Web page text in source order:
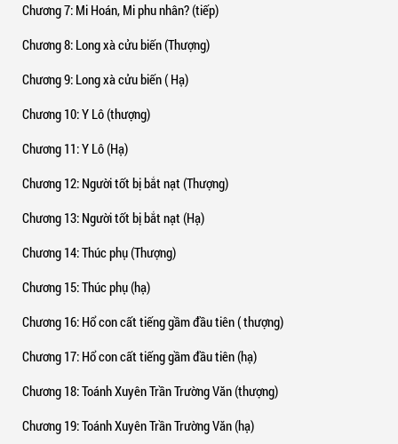
Chương 7: Mi Hoán, Mi phu nhân? (tiếp)
Chương 8: Long xà cửu biến (Thượng)
Chương 9: Long xà cửu biến ( Hạ)
Chương 10: Y Lô (thượng)
Chương 11: Y Lô (Hạ)
Chương 12: Người tốt bị bắt nạt (Thượng)
Chương 13: Người tốt bị bắt nạt (Hạ)
Chương 14: Thúc phụ (Thượng)
Chương 15: Thúc phụ (hạ)
Chương 16: Hổ con cất tiếng gầm đầu tiên ( thượng)
Chương 17: Hổ con cất tiếng gầm đầu tiên (hạ)
Chương 18: Toánh Xuyên Trần Trường Văn (thượng)
Chương 19: Toánh Xuyên Trần Trường Văn (hạ)